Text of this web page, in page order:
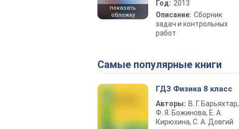
показать
обложку
Год: 2013
Описание: Сборник
задач и контрольных
работ
Самые популярные книги
ГДЗ Физика 8 класс
Авторы: В. Г. Барьяхтар,
Ф. Я. Божинова, Е. А.
Кирюхина, С. А. Довгий